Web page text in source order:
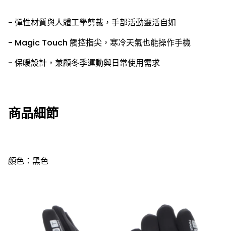
- 彈性材質與人體工學剪裁，手部活動靈活自如
- Magic Touch 觸控指尖，寒冷天氣也能操作手機
- 保暖設計，兼顧冬季運動與日常使用需求
商品細節
顏色：黑色